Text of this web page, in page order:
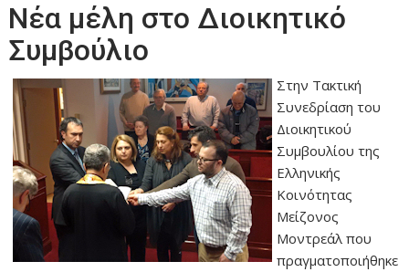
Νέα μέλη στο Διοικητικό
Συμβούλιο
Στην Τακτική
Συνεδρίαση του
Διοικητικού
Συμβουλίου της
Ελληνικής
Κοινότητας
Μείζονος
Μοντρεάλ που
πραγματοποιήθηκε